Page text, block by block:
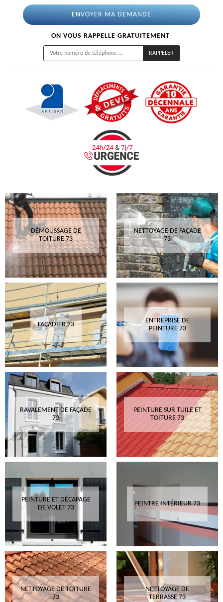
ON VOUS RAPPELLE GRATUITEMENT
DÉMOUSSAGE DE
TOITURE 73
NETTOYAGE DE FAÇADE
73
FAÇADIER 73
ENTREPRISE DE
PEINTURE 73
RAVALEMENT DE FAÇADE
73
PEINTURE SUR TUILE ET
TOITURE 73
PEINTURE ET DÉCAPAGE
DE VOLET 73
PEINTRE INTÉRIEUR 73
NETTOYAGE DE TOITURE
73
NETTOYAGE DE
TERRASSE 73